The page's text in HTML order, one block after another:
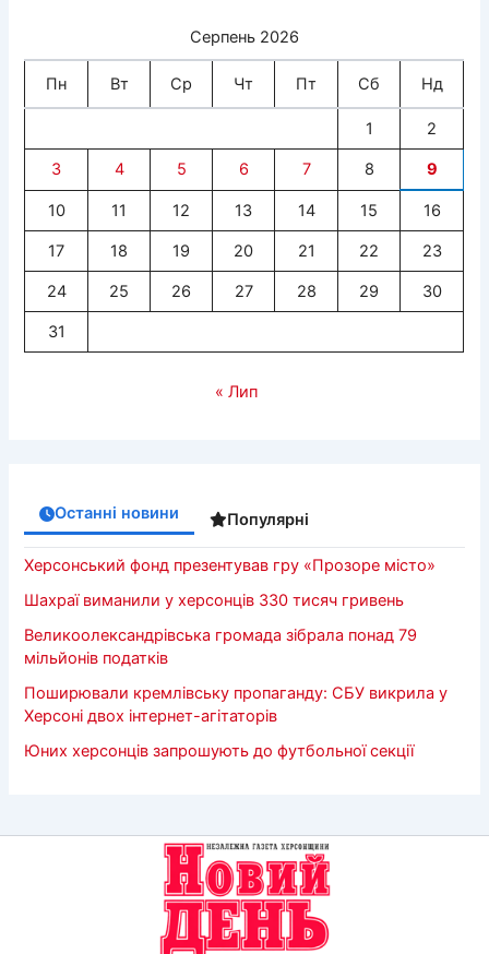
Серпень 2026
Пн Вт Ср Чт Пт Сб Нд
1 2
3 4 5 6 7 8 9
10 11 12 13 14 15 16
17 18 19 20 21 22 23
24 25 26 27 28 29 30
31
« Лип
Останні новини Популярні
Херсонський фонд презентував гру «Прозоре місто»
Шахраї виманили у херсонців 330 тисяч гривень
Великоолександрівська громада зібрала понад 79
мільйонів податків
Поширювали кремлівську пропаганду: СБУ викрила у
Херсоні двох інтернет-агітаторів
Юних херсонців запрошують до футбольної секції